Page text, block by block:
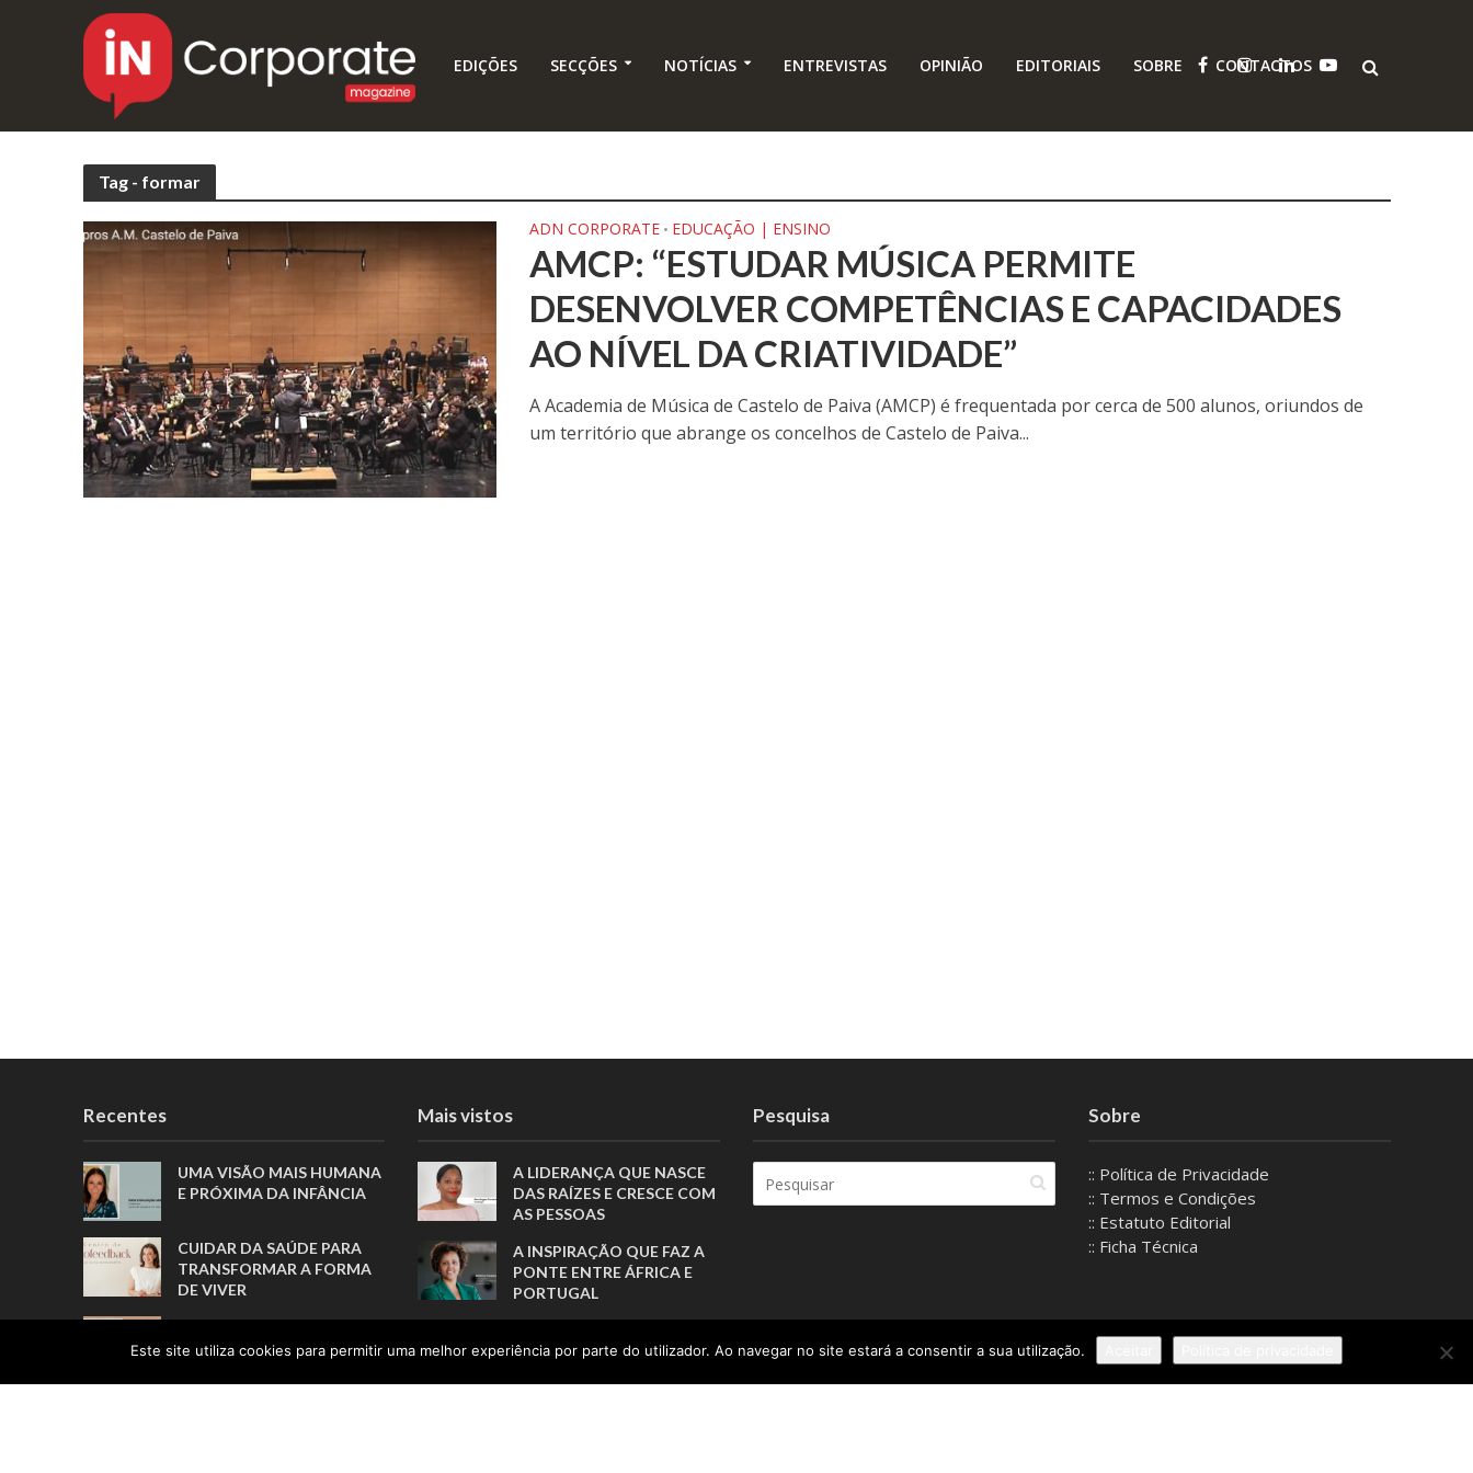
EDIÇÕES SECÇÕES NOTÍCIAS ENTREVISTAS OPINIÃO EDITORIAIS SOBRE CONTACTOS
Tag - formar
ADN CORPORATE • EDUCAÇÃO | ENSINO
AMCP: “ESTUDAR MÚSICA PERMITE
DESENVOLVER COMPETÊNCIAS E CAPACIDADES
AO NÍVEL DA CRIATIVIDADE”
A Academia de Música de Castelo de Paiva (AMCP) é frequentada por cerca de 500 alunos, oriundos de
um território que abrange os concelhos de Castelo de Paiva...
Recentes
UMA VISÃO MAIS HUMANA
E PRÓXIMA DA INFÂNCIA
CUIDAR DA SAÚDE PARA
TRANSFORMAR A FORMA
DE VIVER
MUITO ANTES DE FORMAR
Mais vistos
A LIDERANÇA QUE NASCE
DAS RAÍZES E CRESCE COM
AS PESSOAS
A INSPIRAÇÃO QUE FAZ A
PONTE ENTRE ÁFRICA E
PORTUGAL
ENTRE PESSOAS E
Pesquisa Sobre
:: Política de Privacidade
:: Termos e Condições
:: Estatuto Editorial
:: Ficha Técnica
Este site utiliza cookies para permitir uma melhor experiência por parte do utilizador. Ao navegar no site estará a consentir a sua utilização.